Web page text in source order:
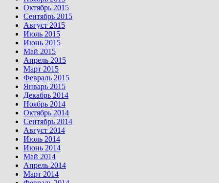
Октябрь 2015
Сентябрь 2015
Август 2015
Июль 2015
Июнь 2015
Май 2015
Апрель 2015
Март 2015
Февраль 2015
Январь 2015
Декабрь 2014
Ноябрь 2014
Октябрь 2014
Сентябрь 2014
Август 2014
Июль 2014
Июнь 2014
Май 2014
Апрель 2014
Март 2014